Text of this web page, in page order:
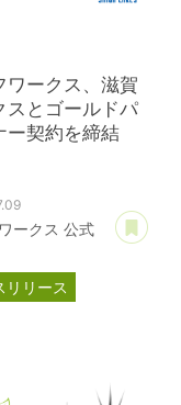
ワークス、滋賀
スとゴールドパ
ー契約を締結
ークス 公式
リリース
ポンサー